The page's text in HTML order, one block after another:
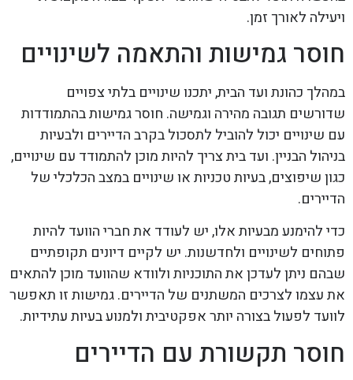
ויעילה לאורך זמן.
חוסר גמישות והתאמה לשינויים
במהלך כהונת ועד הבית, יתכנו שינויים בלתי צפויים
שדורשים תגובה מהירה וגמישה. חוסר גמישות בהתמודדות
עם שינויים יכול להוביל לתסכול בקרב הדיירים ולבעיות
בניהול הבניין. ועד בית צריך להיות מוכן להתמודד עם שינויים,
כגון שיפוצים, בעיות טכניות או שינויים במצב הכלכלי של
הדיירים.
כדי להימנע מבעיות אלו, יש לעודד את חברי הוועד להיות
פתוחים לשינויים ולחדשנות. יש לקיים דיונים תקופתיים
שבהם ניתן לעדכן את התוכניות ולוודא שהוועד מוכן להתאים
את עצמו לצרכים המשתנים של הדיירים. גמישות זו תאפשר
לוועד לפעול בצורה יותר אפקטיבית ולמנוע בעיות עתידיות.
חוסר תקשורת עם הדיירים